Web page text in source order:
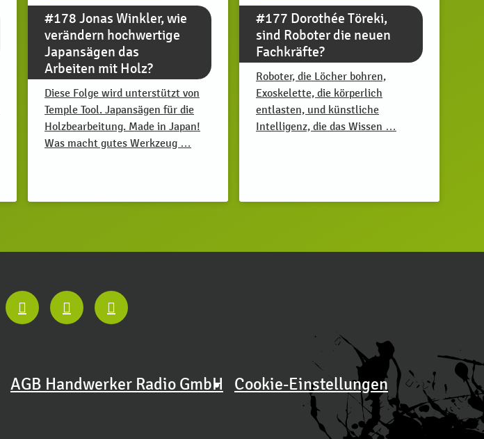
#178 Jonas Winkler, wie
verändern hochwertige
Japansägen das
Arbeiten mit Holz?
Diese Folge wird unterstützt von
Temple Tool. Japansägen für die
Holzbearbeitung. Made in Japan!
Was macht gutes Werkzeug …
#177 Dorothée Töreki,
sind Roboter die neuen
Fachkräfte?
Roboter, die Löcher bohren,
Exoskelette, die körperlich
entlasten, und künstliche
Intelligenz, die das Wissen …
AGB Handwerker Radio GmbH Cookie-Einstellungen